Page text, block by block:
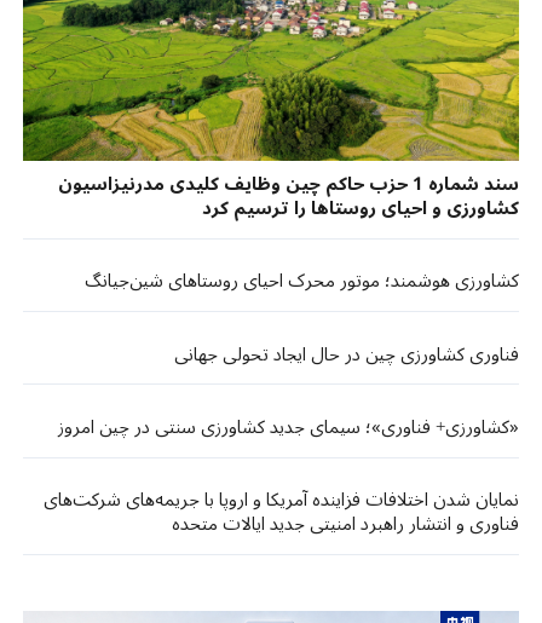
سند شماره 1 حزب حاکم چین وظایف کلیدی مدرنیزاسیون
کشاورزی و احیای روستاها را ترسیم کرد
کشاورزی هوشمند؛ موتور محرک احیای روستاهای شین‌جیانگ
فناوری کشاورزی چین در حال ایجاد تحولی جهانی
«کشاورزی+ فناوری»؛ سیمای جدید کشاورزی سنتی در چین امروز
نمایان شدن اختلافات فزاینده آمریکا و اروپا با جریمه‌های شرکت‌های
فناوری و انتشار راهبرد امنیتی جدید ایالات متحده